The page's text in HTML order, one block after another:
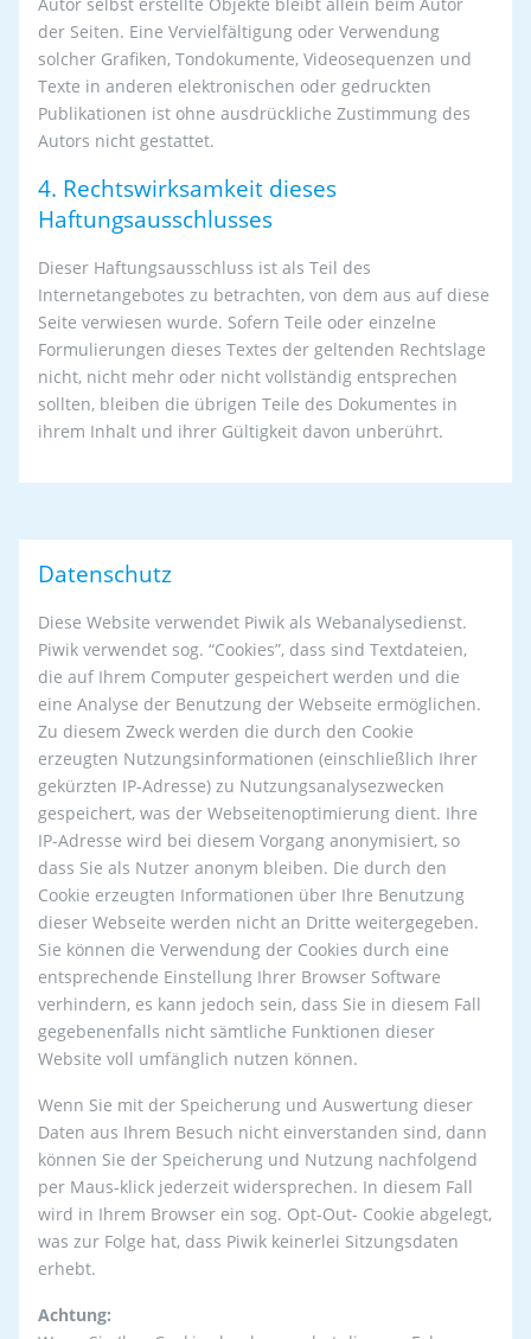
der Seiten. Eine Vervielfältigung oder Verwendung
solcher Grafiken, Tondokumente, Videosequenzen und
Texte in anderen elektronischen oder gedruckten
Publikationen ist ohne ausdrückliche Zustimmung des
Autors nicht gestattet.
4. Rechtswirksamkeit dieses
Haftungsausschlusses
Dieser Haftungsausschluss ist als Teil des
Internetangebotes zu betrachten, von dem aus auf diese
Seite verwiesen wurde. Sofern Teile oder einzelne
Formulierungen dieses Textes der geltenden Rechtslage
nicht, nicht mehr oder nicht vollständig entsprechen
sollten, bleiben die übrigen Teile des Dokumentes in
ihrem Inhalt und ihrer Gültigkeit davon unberührt.
Datenschutz
Diese Website verwendet Piwik als Webanalysedienst.
Piwik verwendet sog. “Cookies”, dass sind Textdateien,
die auf Ihrem Computer gespeichert werden und die
eine Analyse der Benutzung der Webseite ermöglichen.
Zu diesem Zweck werden die durch den Cookie
erzeugten Nutzungsinformationen (einschließlich Ihrer
gekürzten IP-Adresse) zu Nutzungsanalysezwecken
gespeichert, was der Webseitenoptimierung dient. Ihre
IP-Adresse wird bei diesem Vorgang anonymisiert, so
dass Sie als Nutzer anonym bleiben. Die durch den
Cookie erzeugten Informationen über Ihre Benutzung
dieser Webseite werden nicht an Dritte weitergegeben.
Sie können die Verwendung der Cookies durch eine
entsprechende Einstellung Ihrer Browser Software
verhindern, es kann jedoch sein, dass Sie in diesem Fall
gegebenenfalls nicht sämtliche Funktionen dieser
Website voll umfänglich nutzen können.
Wenn Sie mit der Speicherung und Auswertung dieser
Daten aus Ihrem Besuch nicht einverstanden sind, dann
können Sie der Speicherung und Nutzung nachfolgend
per Maus-klick jederzeit widersprechen. In diesem Fall
wird in Ihrem Browser ein sog. Opt-Out- Cookie abgelegt,
was zur Folge hat, dass Piwik keinerlei Sitzungsdaten
erhebt.
Achtung: